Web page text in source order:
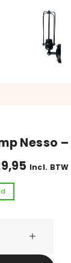
Nesso
Incl. BTW